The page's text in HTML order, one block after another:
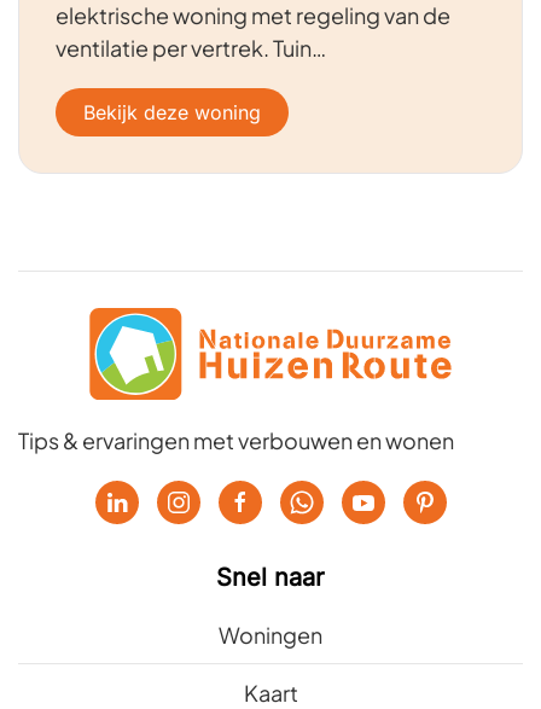
elektrische woning met regeling van de
ventilatie per vertrek. Tuin…
Bekijk deze woning
Tips & ervaringen met verbouwen en wonen
Snel naar
Woningen
Kaart